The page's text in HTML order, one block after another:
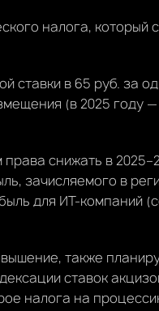
налога, который
в 65 руб. за
(в 2025 году
снижать в
зачисляемого в
для ИТ-компаний
также
ставок
налога на